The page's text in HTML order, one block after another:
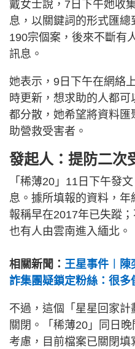
戴女士說，7日下午她收
息，以關鍵詞的形式匯
190宗個案，後來不斷有
訊息。
她表示，9日下午在網絡
時更新，想求助的人都
都分散，她希望將資料匯
助營救受害者。
發起人：提防二次
「稀薄20」11日下午發
息。據所填報的資料，
報稱早在2017年已失蹤
也有人由雲南進入緬北。
相關新聞： 王星事件︱陳
詐集團疑鎖定粉絲：很多
不過，這個「星星回家
關閉。「稀薄20」同日
考慮，目前檔案已關閉